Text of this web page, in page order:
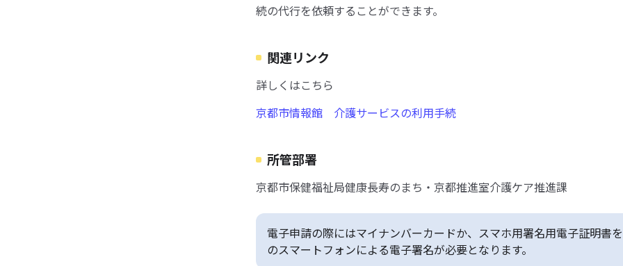
続の代行を依頼することができます。
関連リンク
詳しくはこちら
京都市情報館 介護サービスの利用手続
所管部署
京都市保健福祉局健康長寿のまち・京都推進室介護ケア推進課
電子申請の際にはマイナンバーカードか、スマホ用署名用電子証明書
のスマートフォンによる電子署名が必要となります。